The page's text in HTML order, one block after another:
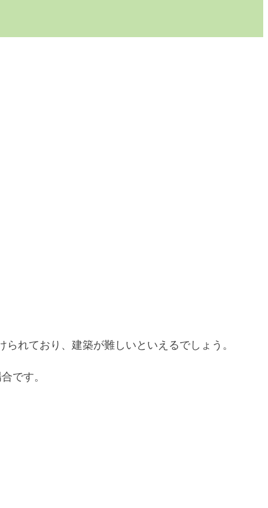
れており、建築が難しいといえるでしょう。
です。